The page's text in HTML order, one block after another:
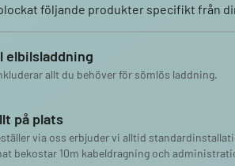
följande produkter specifikt från
elbilsladdning
allt du behöver för sömlös laddning.
på plats
via oss erbjuder vi alltid
bekostar 10m kabeldragning och